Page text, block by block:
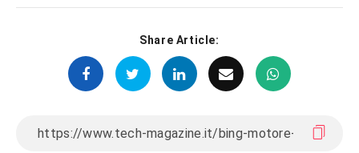
Share Article: